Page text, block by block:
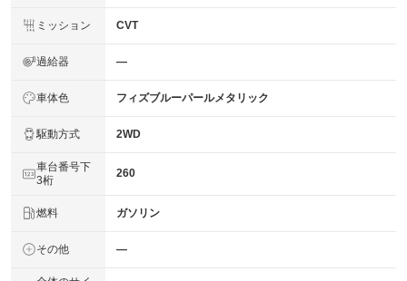
ミッション CVT
過給器 ―
車体色 フィズブルーパールメタリック
駆動方式 2WD
車台番号下
3桁
260
燃料 ガソリン
その他 ―